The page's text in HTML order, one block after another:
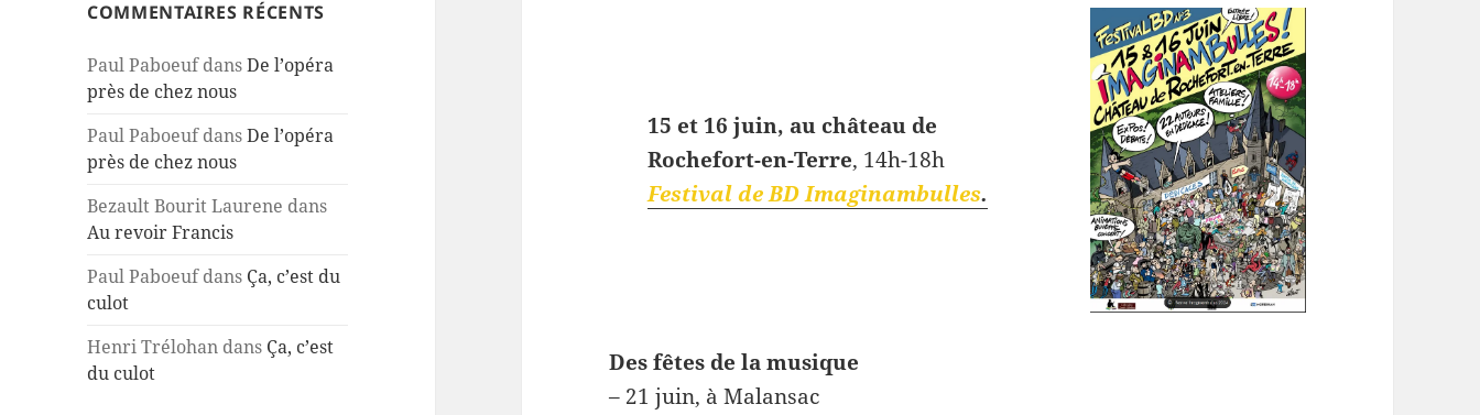
COMMENTAIRES RÉCENTS
Paul PaboeufdansDe l’opéra
près de chez nous
Paul PaboeufdansDe l’opéra
près de chez nous
Bezault Bourit Laurene dans
Au revoir Francis
Paul Paboeufdans Ça, c’est du
culot
Henri Trélohan dans Ça, c’est
du culot
15 et 16 juin, au château de
Rochefort-en-Terre, 14h-18h
Festival de BD Imaginambulles.
Des fêtes de la musique
– 21 juin, à Malansac